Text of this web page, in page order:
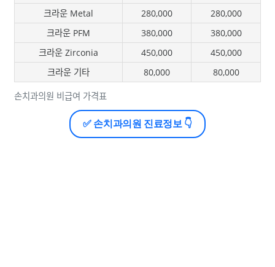
손치과의원 비급여 가격표
크라운 Metal
280,000
280,000
크라운 PFM
380,000
380,000
크라운 Zirconia
450,000
450,000
크라운 기타
80,000 80,000
✅ 손치과의원 진료정보 👇